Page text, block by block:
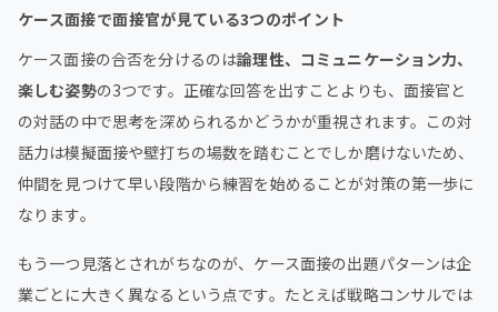
ケース面接で面接官が見ている3つのポイント
ケース面接の合否を分けるのは論理性、コミュニケーション力、
楽しむ姿勢の3つです。正確な回答を出すことよりも、面接官と
の対話の中で思考を深められるかどうかが重視されます。この対
話力は模擬面接や壁打ちの場数を踏むことでしか磨けないため、
仲間を見つけて早い段階から練習を始めることが対策の第一歩に
なります。
もう一つ見落とされがちなのが、ケース面接の出題パターンは企
業ごとに大きく異なるという点です。たとえば戦略コンサルでは